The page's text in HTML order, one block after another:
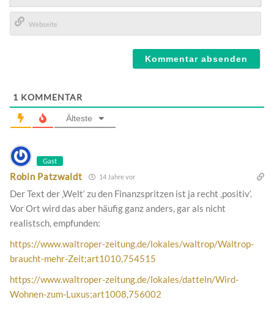
E-
Mail*
1 KOMMENTAR
Älteste
Gast
Robin Patzwaldt 14 Jahre vor
Der Text der ‚Welt‘ zu den Finanzspritzen ist ja recht ‚positiv‘.
Vor Ort wird das aber häufig ganz anders, gar als nicht
realistsch, empfunden:
https://www.waltroper-zeitung.de/lokales/waltrop/Waltrop-
braucht-mehr-Zeit;art1010,754515
https://www.waltroper-zeitung.de/lokales/datteln/Wird-
Wohnen-zum-Luxus;art1008,756002